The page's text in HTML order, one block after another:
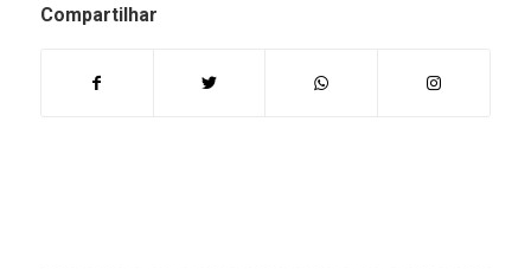
Compartilhar